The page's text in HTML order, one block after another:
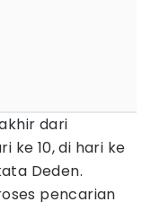
dari
ke 10, di hari ke
Deden.
pencarian